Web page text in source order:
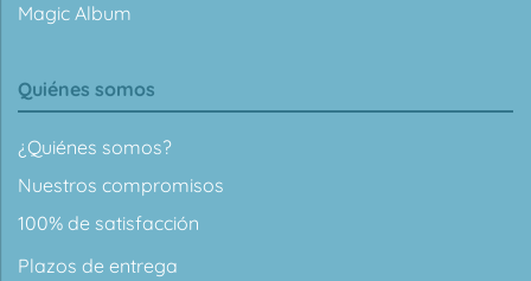
Magic Album
Quiénes somos
¿Quiénes somos?
Nuestros compromisos
100% de satisfacción
Plazos de entrega